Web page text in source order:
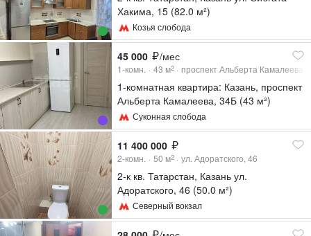
Хакима, 15 (82.0 м²)
Козья слобода
45 000 /мес
1-комн. 43 м2 проспект Альберта Камалеева,
1-комнатная квартира: Казань, проспект
Альберта Камалеева, 34Б (43 м²)
Суконная слобода
11 400 000
2-комн. 50 м2 ул. Адоратского, 46
2-к кв. Татарстан, Казань ул.
Адоратского, 46 (50.0 м²)
Северный вокзал